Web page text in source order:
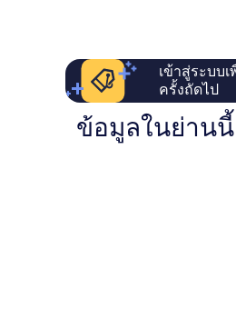
เข้าสู่ระบบ
ครั้งถัดไป
ข้อมูลในย่านนี้